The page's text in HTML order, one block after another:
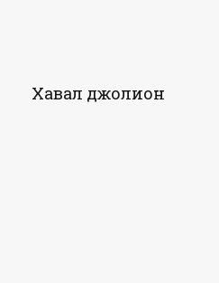
Хавал джолион